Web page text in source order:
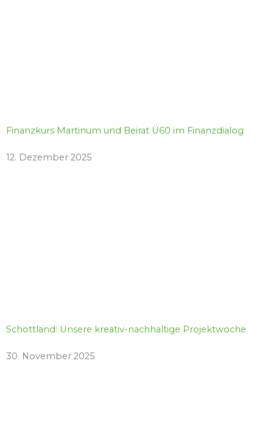
Finanzkurs Martinum und Beirat Ü60 im Finanzdialog
12. Dezember 2025
Schottland: Unsere kreativ-nachhaltige Projektwoche
30. November 2025